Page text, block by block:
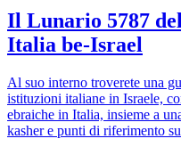
Il Lunario 5787
Italia be-Israel
Al suo interno troverete una
istituzioni italiane in Israele,
ebraiche in Italia, insieme a
kasher e punti di riferimento